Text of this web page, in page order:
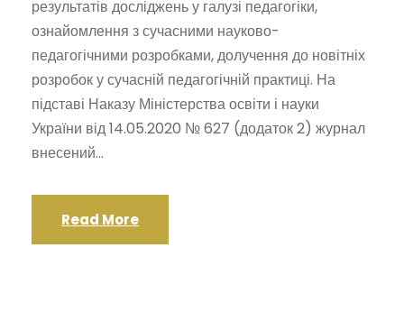
результатів досліджень у галузі педагогіки,
ознайомлення з сучасними науково-
педагогічними розробками, долучення до новітніх
розробок у сучасній педагогічній практиці. На
підставі Наказу Міністерства освіти і науки
України від 14.05.2020 № 627 (додаток 2) журнал
внесений...
Read More